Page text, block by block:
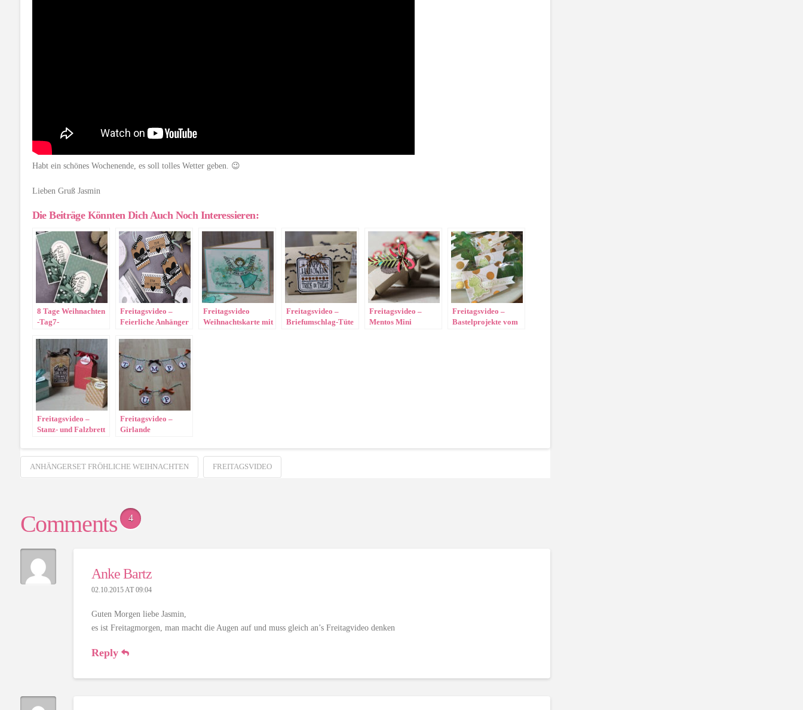
Habt ein schönes Wochenende, es soll tolles Wetter geben. 😉
Lieben Gruß Jasmin
Die Beiträge Könnten Dich Auch Noch Interessieren:
8 Tage Weihnachten
-Tag7-
für Karten und
Anhänger
Freitagsvideo –
Feierliche Anhänger
Freitagsvideo
Weihnachtskarte mit
Freitagsvideo –
Briefumschlag-Tüte
Freitagsvideo –
Mentos Mini
Freitagsvideo –
Bastelprojekte vom
Freitagsvideo –
Stanz- und Falzbrett
Geschenkschachteln
Freitagsvideo –
Girlande
ANHÄNGERSET FRÖHLICHE WEIHNACHTEN FREITAGSVIDEO
Comments 4
Anke Bartz
02.10.2015 AT 09:04
Guten Morgen liebe Jasmin,
es ist Freitagmorgen, man macht die Augen auf und muss gleich an’s Freitagvideo denken
Reply